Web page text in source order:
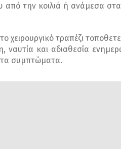
από την κοιλιά ή ανάμεσα
τραπέζι
ναυτία και αδιαθεσία
τα συμπτώματα.